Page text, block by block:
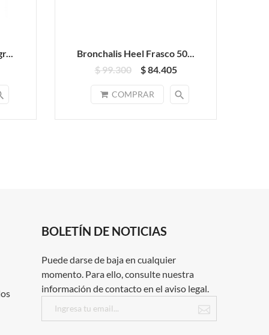
Bronchalis Heel Frasco 50...
$ 99.300
$ 84.405
COMPRAR search
BOLETÍN DE NOTICIAS
Puede darse de baja en cualquier
momento. Para ello, consulte nuestra
información de contacto en el aviso legal.